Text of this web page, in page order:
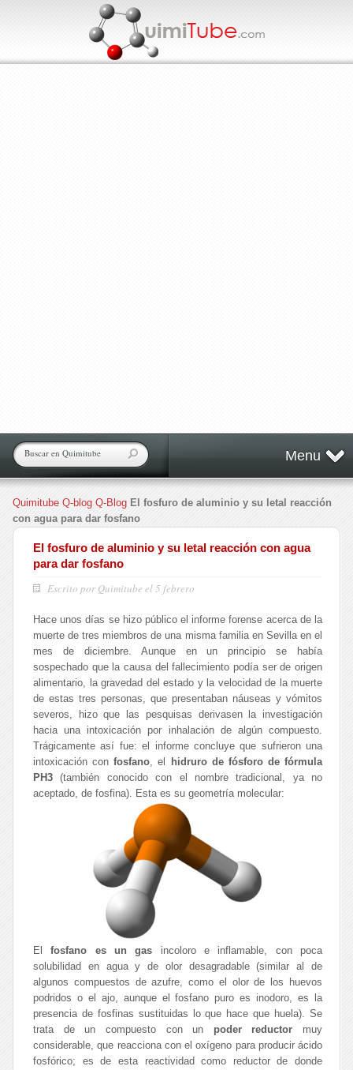
Menu
Quimitube Q-blog Q-Blog El fosfuro de aluminio y su letal reacción
con agua para dar fosfano
El fosfuro de aluminio y su letal reacción con agua
para dar fosfano
Escrito por Quimitube el 5 febrero
Hace unos días se hizo público el informe forense acerca de la
muerte de tres miembros de una misma familia en Sevilla en el
mes de diciembre. Aunque en un principio se había
sospechado que la causa del fallecimiento podía ser de origen
alimentario, la gravedad del estado y la velocidad de la muerte
de estas tres personas, que presentaban náuseas y vómitos
severos, hizo que las pesquisas derivasen la investigación
hacia una intoxicación por inhalación de algún compuesto.
Trágicamente así fue: el informe concluye que sufrieron una
intoxicación confosfano, el
hidruro de fósforo de fórmula
PH3 (también conocido con el nombre tradicional, ya no
aceptado, de fosfina). Esta es su geometría molecular:
Elfosfano es un gas incoloro e inflamable, con poca
solubilidad en agua y de olor desagradable (similar al de
algunos compuestos de azufre, como el olor de los huevos
podridos o el ajo, aunque el fosfano puro es inodoro, es la
presencia de fosfinas sustituidas lo que hace que huela). Se
trata de un compuesto con un poder reductor muy
considerable, que reacciona con el oxígeno para producir ácido
fosfórico; es de esta reactividad como reductor de donde